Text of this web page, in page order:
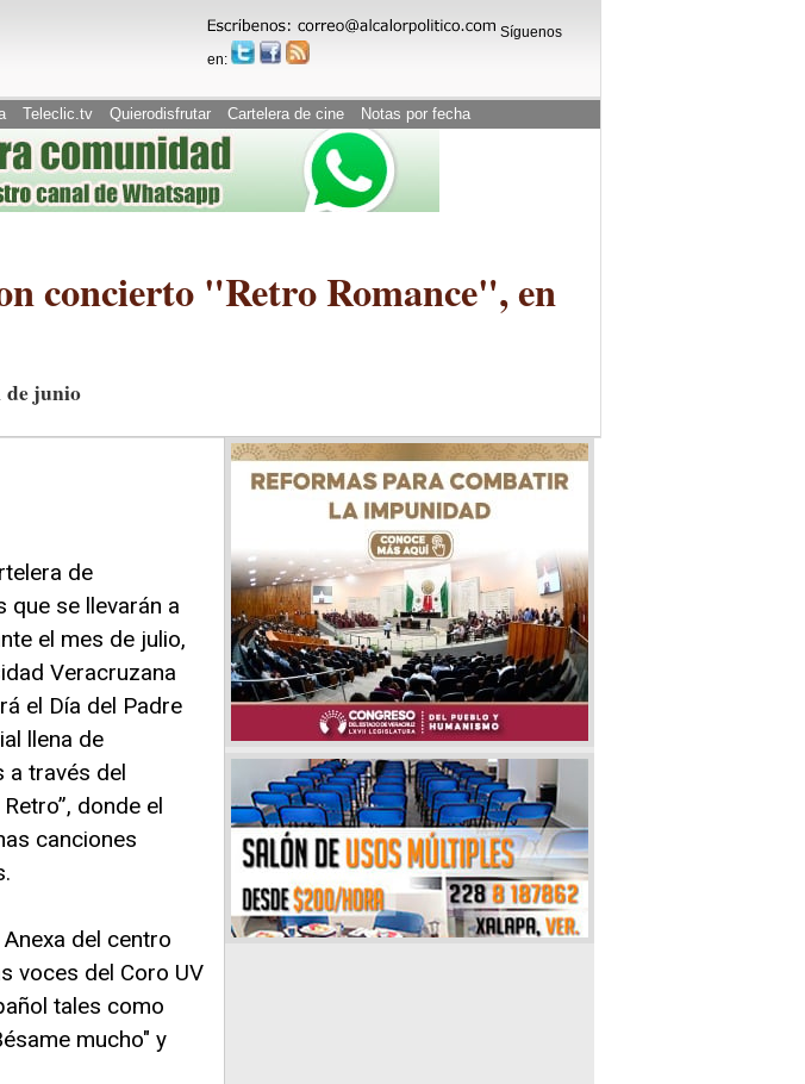
Síguenos
en:
Teleclic.tv Quierodisfrutar Cartelera de cine Notas por fecha
concierto "Retro Romance", en
de junio
de
que se llevarán a
el mes de julio,
Veracruzana
el Día del Padre
llena de
a través del
donde el
canciones
del centro
voces del Coro UV
tales como
mucho" y